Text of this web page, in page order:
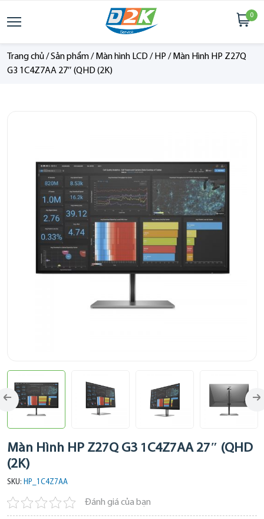
0
Trang chủ/Sản phẩm/ Màn hình LCD/ HP / Màn Hình HP Z27Q
G3 1C4Z7AA 27″ (QHD (2K)
Màn Hình HP Z27Q G3 1C4Z7AA 27″ (QHD
(2K)
SKU: HP_1C4Z7AA
Đánh giá của bạn